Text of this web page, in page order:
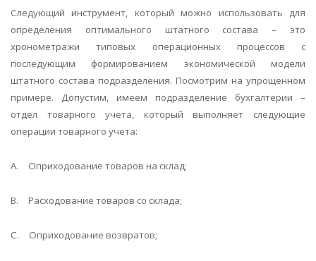
Следующий инструмент, который можно использовать для
определения оптимального штатного состава – это
хронометражи типовых операционных процессов с
последующим формированием экономической модели
штатного состава подразделения. Посмотрим на упрощенном
примере. Допустим, имеем подразделение бухгалтерии –
отдел товарного учета, который выполняет следующие
операции товарного учета:
A. Оприходование товаров на склад;
B. Расходование товаров со склада;
C. Оприходование возвратов;